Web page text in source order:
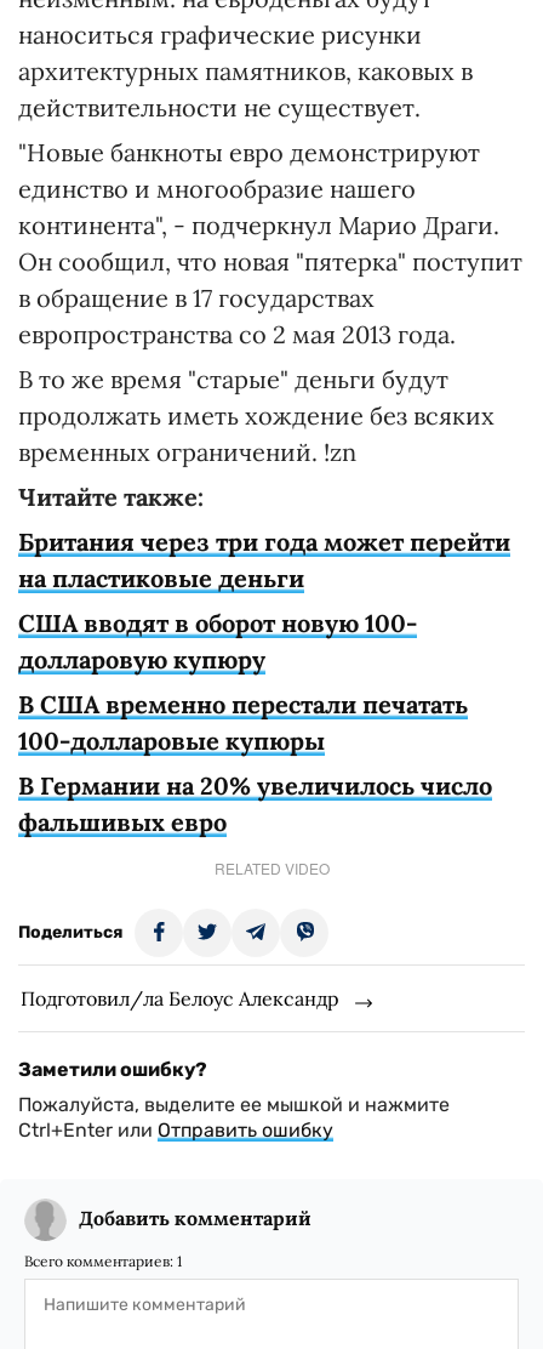
наноситься графические рисунки
архитектурных памятников, каковых в
действительности не существует.
"Новые банкноты евро демонстрируют
единство и многообразие нашего
континента", - подчеркнул Марио Драги.
Он сообщил, что новая "пятерка" поступит
в обращение в 17 государствах
европространства со 2 мая 2013 года.
В то же время "старые" деньги будут
продолжать иметь хождение без всяких
временных ограничений. !zn
Читайте также:
Британия через три года может перейти
на пластиковые деньги
США вводят в оборот новую 100-
долларовую купюру
В США временно перестали печатать
100-долларовые купюры
В Германии на 20% увеличилось число
фальшивых евро
RELATED VIDEO
Поделиться
Подготовил/ла Белоус Александр
Заметили ошибку?
Пожалуйста, выделите ее мышкой и нажмите
Ctrl+Enter или Отправить ошибку
Добавить комментарий
Всего комментариев: 1